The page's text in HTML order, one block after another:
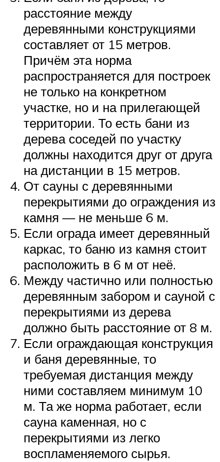
расстояние между
деревянными конструкциями
составляет от 15 метров.
Причём эта норма
распространяется для построек
не только на конкретном
участке, но и на прилегающей
территории. То есть бани из
дерева соседей по участку
должны находится друг от друга
на дистанции в 15 метров.
От сауны с деревянными
перекрытиями до ограждения из
камня — не меньше 6 м.
Если ограда имеет деревянный
каркас, то баню из камня стоит
расположить в 6 м от неё.
Между частично или полностью
деревянным забором и сауной с
перекрытиями из дерева
должно быть расстояние от 8 м.
Если ограждающая конструкция
и баня деревянные, то
требуемая дистанция между
ними составляем минимум 10
м. Та же норма работает, если
сауна каменная, но с
перекрытиями из легко
воспламеняемого сырья.